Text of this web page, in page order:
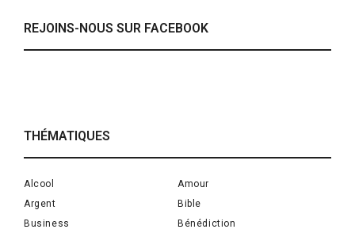
REJOINS-NOUS SUR FACEBOOK
THÉMATIQUES
Alcool
Amour
Argent
Bible
Business
Bénédiction